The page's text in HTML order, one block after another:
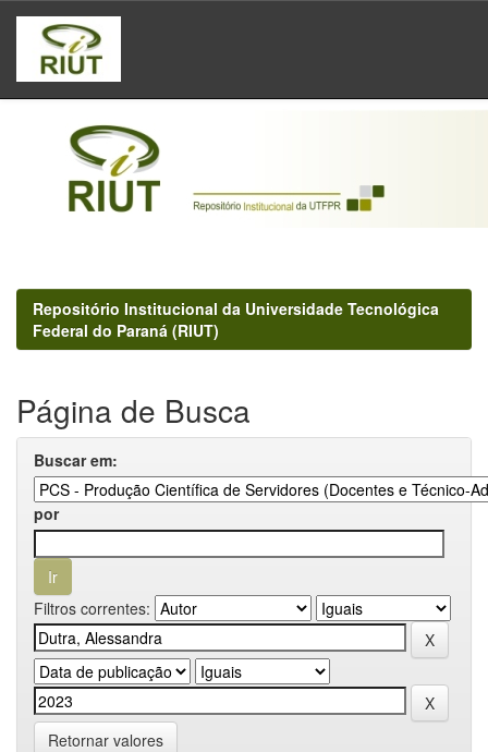
Skip
navigation
Repositório Institucional da Universidade Tecnológica
Federal do Paraná (RIUT)
Página de Busca
Buscar em:
por
Filtros correntes:
Retornar valores